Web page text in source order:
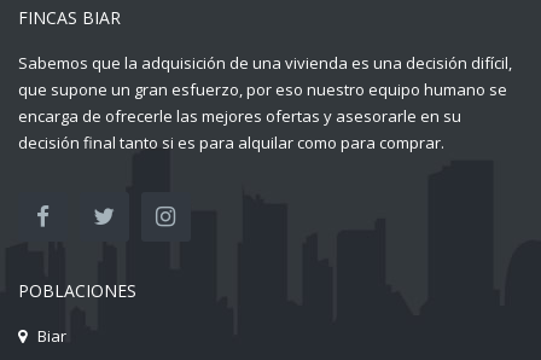
FINCAS BIAR
Sabemos que la adquisición de una vivienda es una decisión difícil,
que supone un gran esfuerzo, por eso nuestro equipo humano se
encarga de ofrecerle las mejores ofertas y asesorarle en su
decisión final tanto si es para alquilar como para comprar.
POBLACIONES
Biar